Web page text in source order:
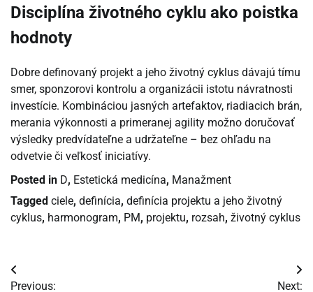
Disciplína životného cyklu ako poistka
hodnoty
Dobre definovaný projekt a jeho životný cyklus dávajú tímu
smer, sponzorovi kontrolu a organizácii istotu návratnosti
investície. Kombináciou jasných artefaktov, riadiacich brán,
merania výkonnosti a primeranej agility možno doručovať
výsledky predvídateľne a udržateľne – bez ohľadu na
odvetvie či veľkosť iniciatívy.
Posted in D, Estetická medicína, Manažment
Tagged ciele, definícia, definícia projektu a jeho životný
cyklus, harmonogram, PM, projektu, rozsah, životný cyklus
Navigácia
Previous:
Next: